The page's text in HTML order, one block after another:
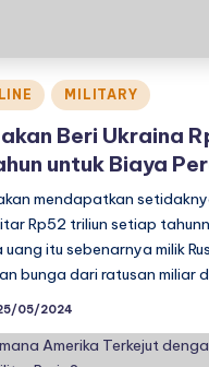
MILITARY
Beri Ukraina
untuk Biaya
mendapatkan
Rp52 triliun setiap
uang itu sebenarnya milik
bunga dari ratusan miliar
05/2024